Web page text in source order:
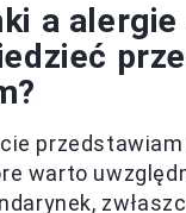
a
warto